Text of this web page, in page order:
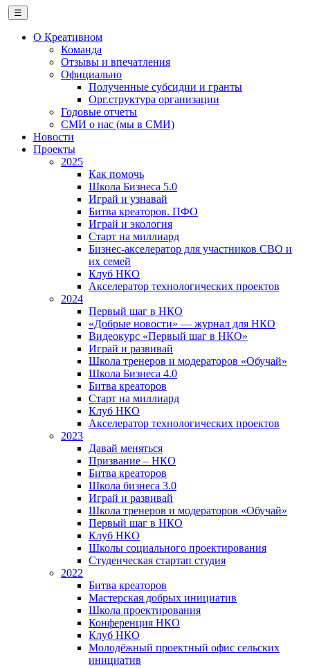
☰
О Креативном
Команда
Отзывы и впечатления
Официально
Полученные субсидии и гранты
Орг.структура организации
Годовые отчеты
СМИ о нас (мы в СМИ)
Новости
Проекты
2025
Как помочь
Школа Бизнеса 5.0
Играй и узнавай
Битва креаторов. ПФО
Играй и экология
Старт на миллиард
Бизнес-акселератор для участников СВО и
их семей
Клуб НКО
Акселератор технологических проектов
2024
Первый шаг в НКО
«Добрые новости» — журнал для НКО
Видеокурс «Первый шаг в НКО»
Играй и развивай
Школа тренеров и модераторов «Обучай»
Школа Бизнеса 4.0
Битва креаторов
Старт на миллиард
Клуб НКО
Акселератор технологических проектов
2023
Давай меняться
Призвание – НКО
Битва креаторов
Школа бизнеса 3.0
Играй и развивай
Школа тренеров и модераторов «Обучай»
Первый шаг в НКО
Клуб НКО
Школы социального проектирования
Студенческая стартап студия
2022
Битва креаторов
Мастерская добрых инициатив
Школа проектирования
Конференция НКО
Клуб НКО
Молодёжный проектный офис сельских
инициатив